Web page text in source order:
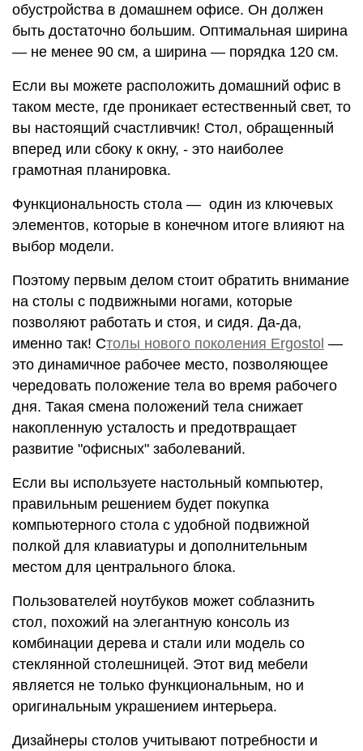
обустройства в домашнем офисе. Он должен
быть достаточно большим. Оптимальная ширина
— не менее 90 см, а ширина — порядка 120 см.
Если вы можете расположить домашний офис в
таком месте, где проникает естественный свет, то
вы настоящий счастливчик! Стол, обращенный
вперед или сбоку к окну, - это наиболее
грамотная планировка.
Функциональность стола — один из ключевых
элементов, которые в конечном итоге влияют на
выбор модели.
Поэтому первым делом стоит обратить внимание
на столы с подвижными ногами, которые
позволяют работать и стоя, и сидя. Да-да,
именно так! Столы нового поколения Ergostol —
это динамичное рабочее место, позволяющее
чередовать положение тела во время рабочего
дня. Такая смена положений тела снижает
накопленную усталость и предотвращает
развитие "офисных" заболеваний.
Если вы используете настольный компьютер,
правильным решением будет покупка
компьютерного стола с удобной подвижной
полкой для клавиатуры и дополнительным
местом для центрального блока.
Пользователей ноутбуков может соблазнить
стол, похожий на элегантную консоль из
комбинации дерева и стали или модель со
стеклянной столешницей. Этот вид мебели
является не только функциональным, но и
оригинальным украшением интерьера.
Дизайнеры столов учитывают потребности и